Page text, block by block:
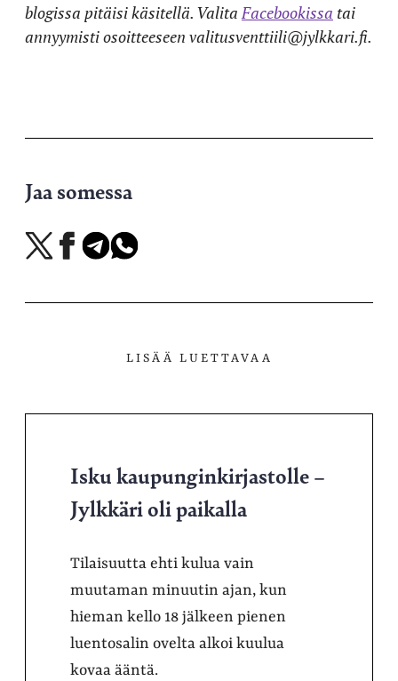
blogissa pitäisi käsitellä. Valita Facebookissa tai
annyymisti osoitteeseen valitusventtiili@jylkkari.fi.
Jaa somessa
Jaa
X-
Jaa
Facebookissa
Jaa
Telegramissa
Jaa
WhatsAppissa
LISÄÄ LUETTAVAA
Isku kaupunginkirjastolle –
Jylkkäri oli paikalla
Tilaisuutta ehti kulua vain
muutaman minuutin ajan, kun
hieman kello 18 jälkeen pienen
luentosalin ovelta alkoi kuulua
kovaa ääntä.